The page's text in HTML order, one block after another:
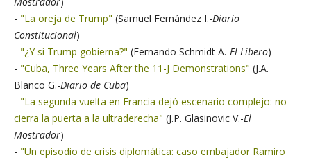
- "La oreja de Trump" (Samuel Fernández I.-Diario
Constitucional)
- "¿Y si Trump gobierna?" (Fernando Schmidt A.-El Líbero)
- "Cuba, Three Years After the 11-J Demonstrations" (J.A.
Blanco G.-Diario de Cuba)
- "La segunda vuelta en Francia dejó escenario complejo: no
cierra la puerta a la ultraderecha" (J.P. Glasinovic V.-El
Mostrador)
- "Un episodio de crisis diplomática: caso embajador Ramiro